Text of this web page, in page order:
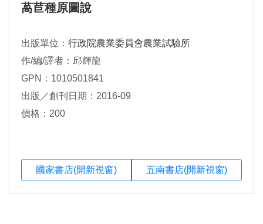
萵苣種原圖說
出版單位： 行政院農業委員會農業試驗所
作/編/譯者：邱輝龍
GPN：1010501841
出版／創刊日期：2016-09
價格：200
國家書店(開新視窗) 五南書店(開新視窗)